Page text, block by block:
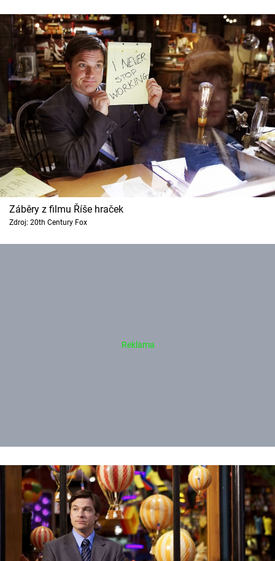
Záběry z filmu Říše hraček
Zdroj: 20th Century Fox